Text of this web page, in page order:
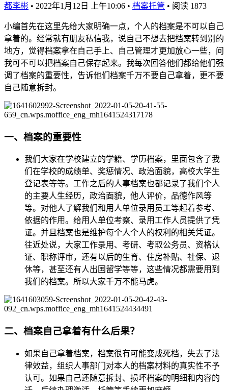
都李彬 • 2022年1月12日 上午10:06 • 档案托管 • 阅读 1873
小编首先在这里先给大家明确一点，个人的档案是不可以自己
拿着的。经常就有朋友私信我，说自己不想去把档案转到别的
地方，觉得档案拿在自己手上、自己管理才更加放心一些，问
我可不可以把档案自己保存起来。我每次回答他们都给他们强
调了档案的重要性，告诉他们档案千万不要自己拿着，更不要
自己随意拆封。
一、档案的重要性
我们大家在学校建立的学籍、学历档案，里面包含了我
们在学校的成绩单、奖惩情况、政治面貌，高校大学生
登记表等等。工作之后的人事档案也都记录了我们个人
的主要人生经历，政治面貌，他人评价，品德作风等
等。对他人了解我们和用人单位录用员工等起着参考、
依据的作用。给用人单位考察、录用工作人员提供了凭
证。并且档案也是维护每个人个人的权利的相关凭证。
往近处说，大家工作录用、考研、考取公务员、资格认
证、职称评审，还有以后的生育、住房补贴、社保、退
休等，甚至还有人出国留学等等，这些情况都需要用到
我们的档案。所以大家千万不能马虎。
二、档案自己拿着有什么后果？
如果自己拿着档案，档案很有可能变成死档，失去了法
律效益，组织人事部门对本人的档案材料的真实性不予
认可。如果自己还随意拆封、损坏档案的明细和内容的